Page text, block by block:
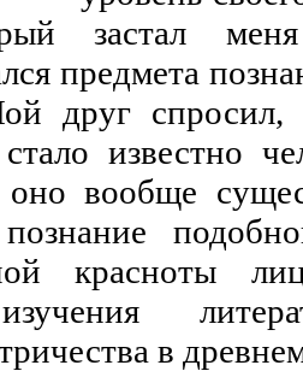
застал
предмета
друг
стало известно
оно вообще
красноты
в